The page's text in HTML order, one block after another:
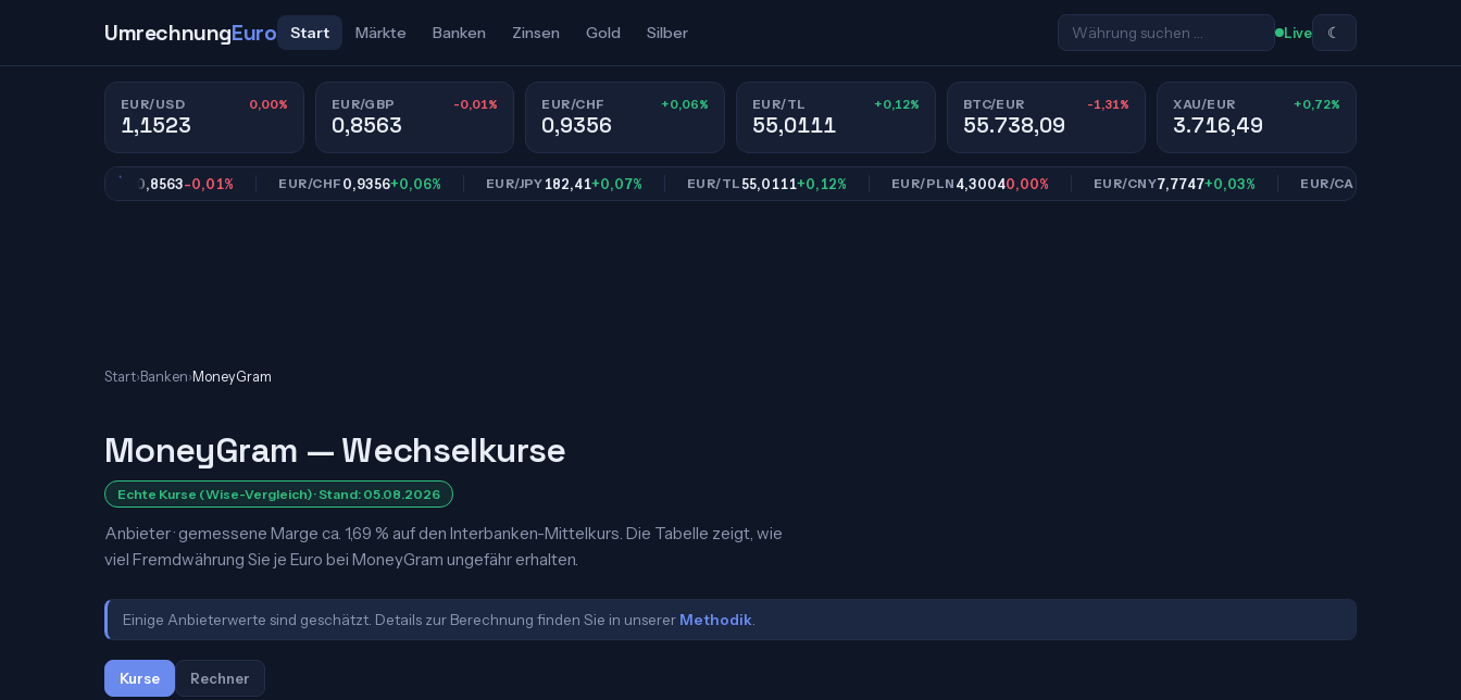
UmrechnungEuro Start Märkte Banken Zinsen Gold Silber Live ☾
EUR/USD 0,00%
1,1523
EUR/GBP -0,01%
0,8563
EUR/CHF +0,06%
0,9356
EUR/TL +0,12%
55,0111
BTC/EUR -1,31%
55.738,09
XAU/EUR +0,72%
3.716,49
0,8563-0,01% EUR/CHF0,9356+0,06% EUR/JPY182,41+0,07% EUR/TL55,0111+0,12% EUR/PLN4,30040,00% EUR/CNY7,7747+0,03% EUR/CAD1,6161
Start›Banken›MoneyGram
MoneyGram — Wechselkurse
Echte Kurse (Wise-Vergleich) · Stand: 05.08.2026
Anbieter · gemessene Marge ca. 1,69 % auf den Interbanken-Mittelkurs. Die Tabelle zeigt, wie
viel Fremdwährung Sie je Euro bei MoneyGram ungefähr erhalten.
Einige Anbieterwerte sind geschätzt. Details zur Berechnung finden Sie in unserer Methodik
Kurse Rechner